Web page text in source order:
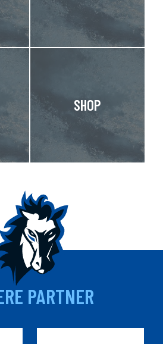
SHOP
PARTNER